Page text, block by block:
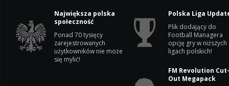
Największa polska
społeczność
Ponad 70 tysięcy
zarejestrowanych
użytkowników nie może
się mylić!
Polska Liga
Plik dodający do
Football Managera
opcję gry w niższych
ligach polskich!
FM Revolution
Out Megapack